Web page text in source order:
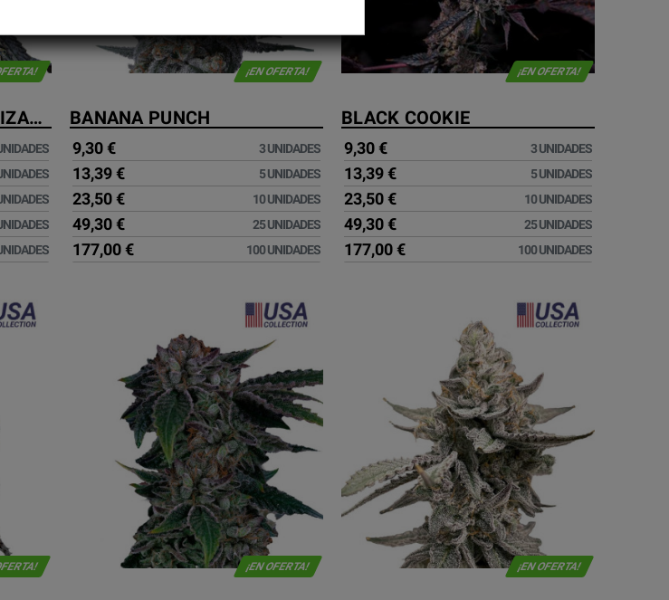
MIMOSA PUNCH FEMINIZADA
¡EN OFERTA!
BANANA PUNCH
9,30 € 3 UNIDADES
13,39 € 5 UNIDADES
23,50 € 10 UNIDADES
49,30 € 25 UNIDADES
177,00 € 100 UNIDADES
¡EN OFERTA!
BLACK COOKIE
9,30 € 3 UNIDADES
13,39 € 5 UNIDADES
23,50 € 10 UNIDADES
49,30 € 25 UNIDADES
177,00 € 100 UNIDADES
¡EN OFERTA! ¡EN OFERTA!